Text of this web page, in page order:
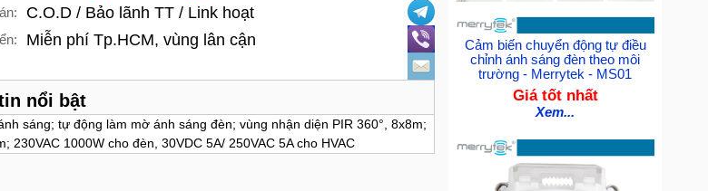
C.O.D / Bảo lãnh TT / Link hoạt
Miễn phí Tp.HCM, vùng lân cận
nổi bật
sáng; tự động làm mờ ánh sáng đèn; vùng nhận diện PIR 360°, 8x8m;
230VAC 1000W cho đèn, 30VDC 5A/ 250VAC 5A cho HVAC
Cảm biến chuyển động tự điều
chỉnh ánh sáng đèn theo môi
trường - Merrytek - MS01
Giá tốt nhất
Xem...